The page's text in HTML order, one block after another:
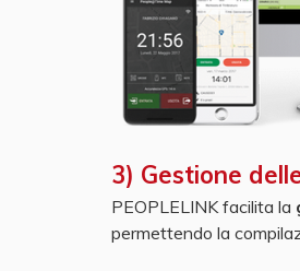
3) Gestione
PEOPLELINK facilita la
permettendo la